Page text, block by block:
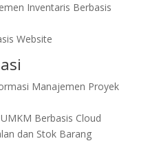
Inventaris Berbasis
Website
Manajemen Proyek
Berbasis Cloud
dan Stok Barang